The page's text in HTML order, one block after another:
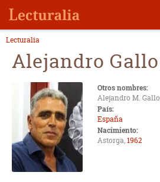
Lecturalia
Alejandro Gallo
Otros nombres:
Alejandro M. Gallo
País:
España
Nacimiento:
Astorga,1962